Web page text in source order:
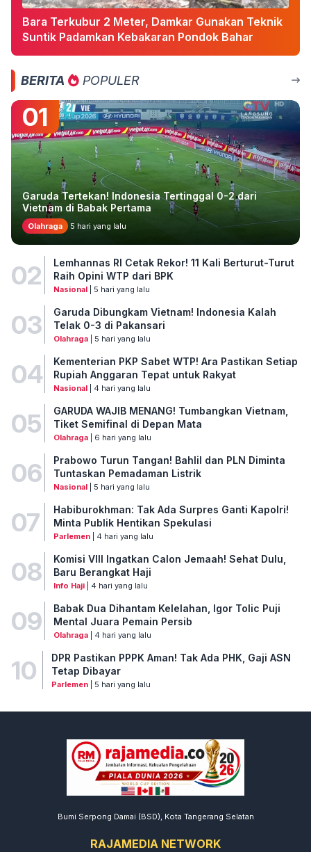
Bara Terkubur 2 Meter, Damkar Gunakan Teknik
Suntik Padamkan Kebakaran Pondok Bahar
BERITA POPULER
01
Garuda Tertekan! Indonesia Tertinggal 0-2 dari
Vietnam di Babak Pertama
Olahraga 5 hari yang lalu
02
Lemhannas RI Cetak Rekor! 11 Kali Berturut-Turut
Raih Opini WTP dari BPK
Nasional| 5 hari yang lalu
03
Garuda Dibungkam Vietnam! Indonesia Kalah
Telak 0-3 di Pakansari
Olahraga| 5 hari yang lalu
04
Kementerian PKP Sabet WTP! Ara Pastikan Setiap
Rupiah Anggaran Tepat untuk Rakyat
Nasional| 4 hari yang lalu
05
GARUDA WAJIB MENANG! Tumbangkan Vietnam,
Tiket Semifinal di Depan Mata
Olahraga| 6 hari yang lalu
06
Prabowo Turun Tangan! Bahlil dan PLN Diminta
Tuntaskan Pemadaman Listrik
Nasional| 5 hari yang lalu
07
Habiburokhman: Tak Ada Surpres Ganti Kapolri!
Minta Publik Hentikan Spekulasi
Parlemen| 4 hari yang lalu
08
Komisi VIII Ingatkan Calon Jemaah! Sehat Dulu,
Baru Berangkat Haji
Info Haji| 4 hari yang lalu
09
Babak Dua Dihantam Kelelahan, Igor Tolic Puji
Mental Juara Pemain Persib
Olahraga| 4 hari yang lalu
10
DPR Pastikan PPPK Aman! Tak Ada PHK, Gaji ASN
Tetap Dibayar
Parlemen| 5 hari yang lalu
Bumi Serpong Damai (BSD), Kota Tangerang Selatan
RAJAMEDIA NETWORK